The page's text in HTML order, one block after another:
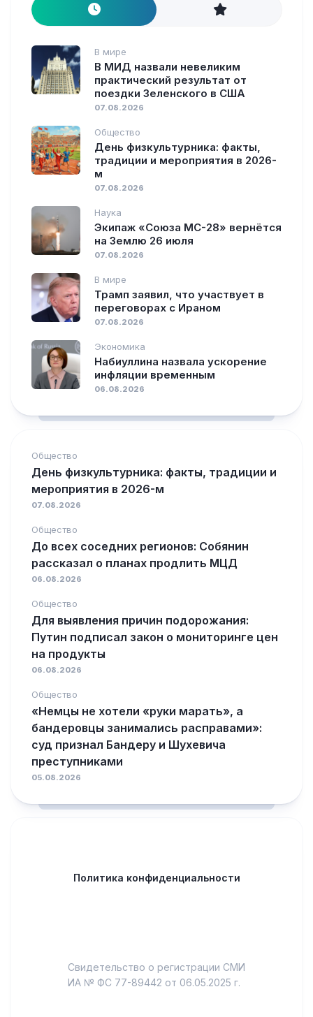
В мире
В МИД назвали невеликим
практический результат от
поездки Зеленского в США
07.08.2026
Общество
День физкультурника: факты,
традиции и мероприятия в 2026-
м
07.08.2026
Наука
Экипаж «Союза МС-28» вернётся
на Землю 26 июля
07.08.2026
В мире
Трамп заявил, что участвует в
переговорах с Ираном
07.08.2026
Экономика
Набиуллина назвала ускорение
инфляции временным
06.08.2026
Общество
День физкультурника: факты, традиции и
мероприятия в 2026-м
07.08.2026
Общество
До всех соседних регионов: Собянин
рассказал о планах продлить МЦД
06.08.2026
Общество
Для выявления причин подорожания:
Путин подписал закон о мониторинге цен
на продукты
06.08.2026
Общество
«Немцы не хотели «руки марать», а
бандеровцы занимались расправами»:
суд признал Бандеру и Шухевича
преступниками
05.08.2026
Политика конфиденциальности
Свидетельство о регистрации СМИ
ИА № ФС 77-89442 от 06.05.2025 г.